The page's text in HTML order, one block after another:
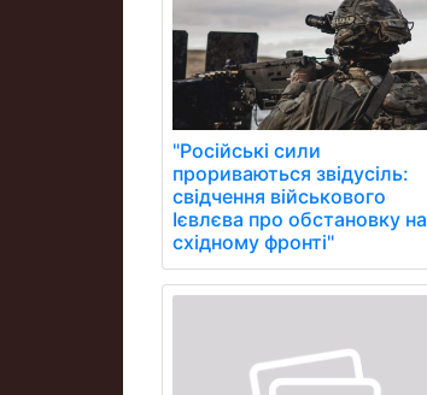
"Російські сили
прориваються звідусіль:
свідчення військового
Ієвлєва про обстановку на
східному фронті"